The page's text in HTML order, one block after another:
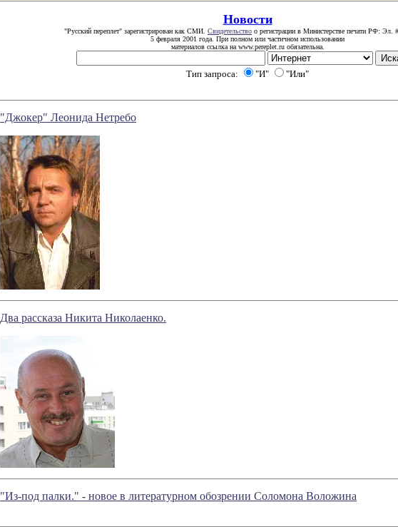
Новости
"Русский переплет" зарегистрирован как СМИ. Свидетельство о регистрации в Министерстве печати РФ: Эл.
5 февраля 2001 года. При полном или частичном использовании
материалов ссылка на www.pereplet.ru обязательна.
Тип запроса: "И" "Или"
"Джокер" Леонида Нетребо
Два рассказа Никита Николаенко.
"Из-под палки." - новое в литературном обозрении Соломона Воложина